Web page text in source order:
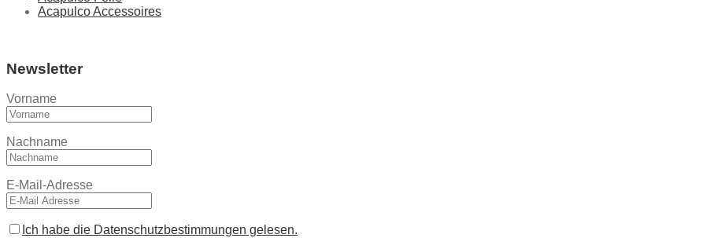
Acapulco Accessoires
Newsletter
Vorname
Nachname
E-Mail-Adresse
Ich habe die Datenschutzbestimmungen gelesen.